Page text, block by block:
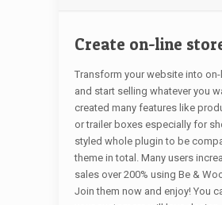
Create on-line
Transform your website into
and start selling whatever you
created many features like
or trailer boxes especially for
styled whole plugin to be
theme in total. Many users
sales over 200% using Be &
Join them now and enjoy! You